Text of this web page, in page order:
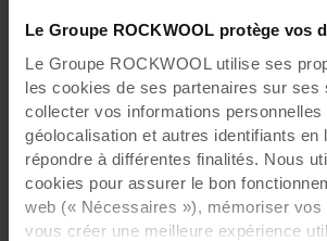
Le Groupe ROCKWOOL protège vos
Le Groupe ROCKWOOL utilise ses
les cookies de ses partenaires sur ses
collecter vos informations personnelles
géolocalisation et autres identifiants en
répondre à différentes finalités. Nous
cookies pour assurer le bon
web (« Nécessaires »), mémoriser vos
vous créer une meilleure expérience
Durabilité et circularité